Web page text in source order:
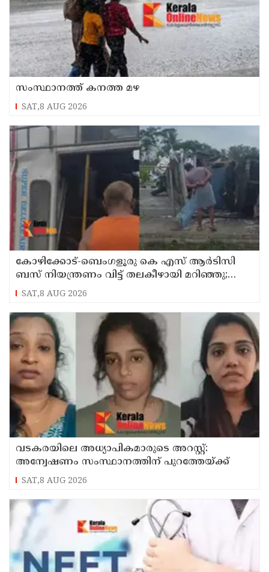
സംസ്ഥാനത്ത് കനത്ത മഴ
SAT,8 AUG 2026
കോഴിക്കോട്-ബെംഗളൂരു കെ എസ് ആര്‍ടിസി
ബസ് നിയന്ത്രണം വിട്ട് തലകീഴായി മറിഞ്ഞു;
ഡ്രൈവര്‍ക്കും കണ്ടക്ടര്‍ക്കും ദാരുണാന്ത്യം
SAT,8 AUG 2026
വടകരയിലെ അധ്യാപികമാരുടെ അറസ്റ്റ്:
അന്വേഷണം സംസ്ഥാനത്തിന് പുറത്തേയ്ക്ക്
SAT,8 AUG 2026